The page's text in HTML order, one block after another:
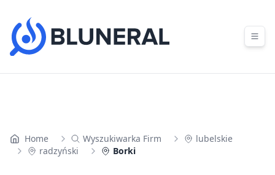
Home Wyszukiwarka Firm
lubelskie
radzyński
Borki